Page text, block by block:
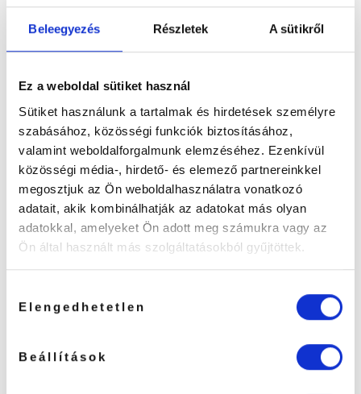
Beleegyezés Részletek A sütikről
Ez a weboldal sütiket használ
Sütiket használunk a tartalmak és hirdetések személyre
szabásához, közösségi funkciók biztosításához,
valamint weboldalforgalmunk elemzéséhez. Ezenkívül
közösségi média-, hirdető- és elemező partnereinkkel
megosztjuk az Ön weboldalhasználatra vonatkozó
adatait, akik kombinálhatják az adatokat más olyan
adatokkal, amelyeket Ön adott meg számukra vagy az
Ön által használt más szolgáltatásokból gyűjtöttek.
kiválasztása
Elengedhetetlen
Beállítások
✨ Professzionális formula
Lifting Lotion után.
✨ Szalonbarát tasakos kiszerelés
A kis adagok segítenek a pontos, higiénikus
munkában.
✨ Kíméletes, mégis hatékony
A pillák formája tartósan megmarad, miközben a
szempillák szerkezete stabilizálódik.
📦 5 × 1,5 ml / tasak